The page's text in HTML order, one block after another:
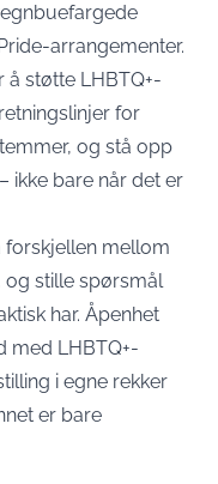
arrangementer.
støtte LHBTQ+-
for
og stå opp
ikke bare når det er
mellom
og stille spørsmål
har. Åpenhet
med LHBTQ+-
i egne rekker
er bare